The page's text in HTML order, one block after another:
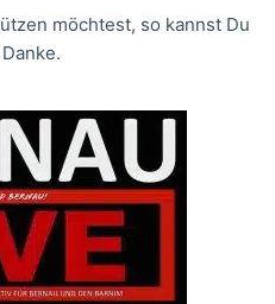
möchtest, so kannst Du